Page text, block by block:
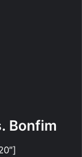
Bonfim